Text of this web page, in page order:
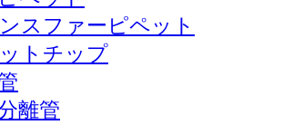
スファーピペット
トチップ
離管